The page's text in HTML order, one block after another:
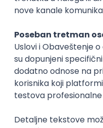
Za
Uklonjeni